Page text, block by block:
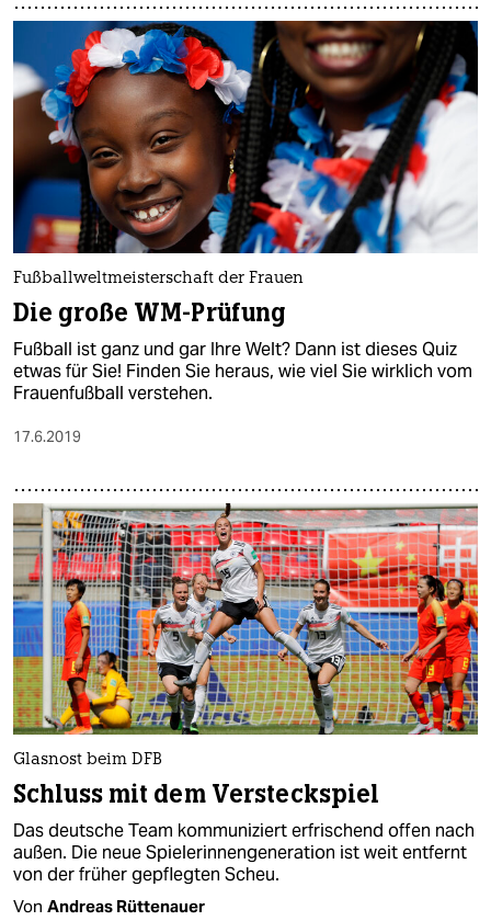
Fußballweltmeisterschaft der Frauen
Die große WM-Prüfung
Fußball ist ganz und gar Ihre Welt? Dann ist dieses Quiz
etwas für Sie! Finden Sie heraus, wie viel Sie wirklich vom
Frauenfußball verstehen.
17.6.2019
Glasnost beim DFB
Schluss mit dem Versteckspiel
Das deutsche Team kommuniziert erfrischend offen nach
außen. Die neue Spielerinnengeneration ist weit entfernt
von der früher gepflegten Scheu.
Von Andreas Rüttenauer